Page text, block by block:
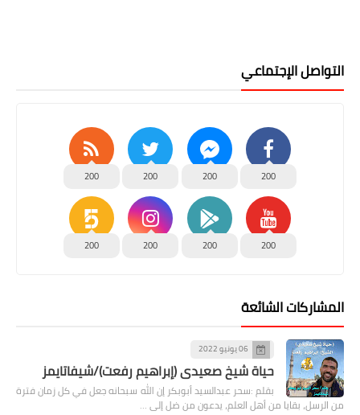
التواصل الإجتماعي
200
200
200
200
200
200
200
200
المشاركات الشائعة
06 يونيو 2022
حياة شيخ صعيدى (إبراهيم رفعت)/شيفاتايمز
بقلم :سحر عبدالسيد أبوبكر إن الله سبحانه جعل في كل زمان فترة
من الرسل، بقايا من أهل العلم، يدعون من ضل إلى …